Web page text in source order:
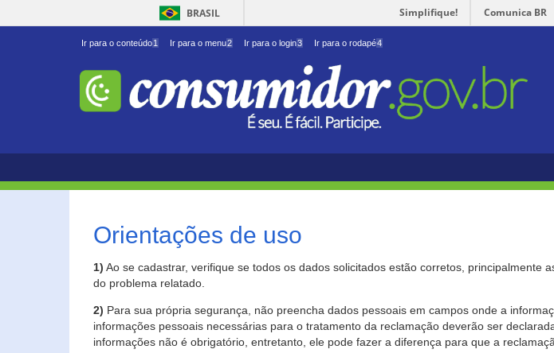
BRASIL Simplifique! Comunica BR
Ir para o conteúdo1 Ir para o menu2 Ir para o login3 Ir para o rodapé4
Orientações de uso
1) Ao se cadastrar, verifique se todos os dados solicitados estão corretos,
do problema relatado.
2) Para sua própria segurança, não preencha dados pessoais em campos onde a
informações pessoais necessárias para o tratamento da reclamação deverão ser
informações não é obrigatório, entretanto, ele pode fazer a diferença para que a